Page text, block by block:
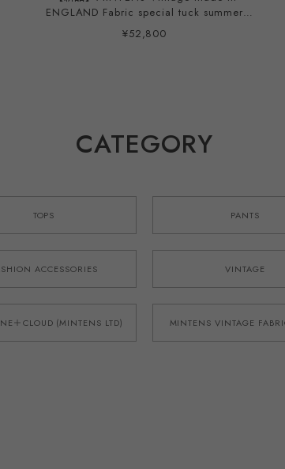
ENGLAND Fabric special tuck summer
shorts made in JAPAN French military M52
¥52,800
CATEGORY
TOPS PANTS
ACCESSORIES VINTAGE
＋CLOUD (MINTENS LTD) MINTENS VINTAGE